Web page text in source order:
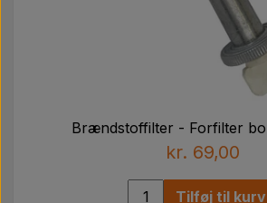
Brændstoffilter - Forfilter
kr. 69,00
Tilføj til kurv